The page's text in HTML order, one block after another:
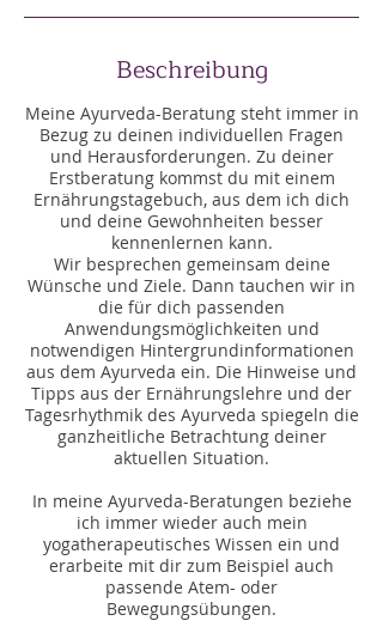
.
Beschreibung
Meine Ayurveda-Beratung steht immer in
Bezug zu deinen individuellen Fragen
und Herausforderungen. Zu deiner
Erstberatung kommst du mit einem
Ernährungstagebuch, aus dem ich dich
und deine Gewohnheiten besser
kennenlernen kann.
Wir besprechen gemeinsam deine
Wünsche und Ziele. Dann tauchen wir in
die für dich passenden
Anwendungsmöglichkeiten und
notwendigen Hintergrundinformationen
aus dem Ayurveda ein. Die Hinweise und
Tipps aus der Ernährungslehre und der
Tagesrhythmik des Ayurveda spiegeln die
ganzheitliche Betrachtung deiner
aktuellen Situation.
In meine Ayurveda-Beratungen beziehe
ich immer wieder auch mein
yogatherapeutisches Wissen ein und
erarbeite mit dir zum Beispiel auch
passende Atem- oder
Bewegungsübungen.